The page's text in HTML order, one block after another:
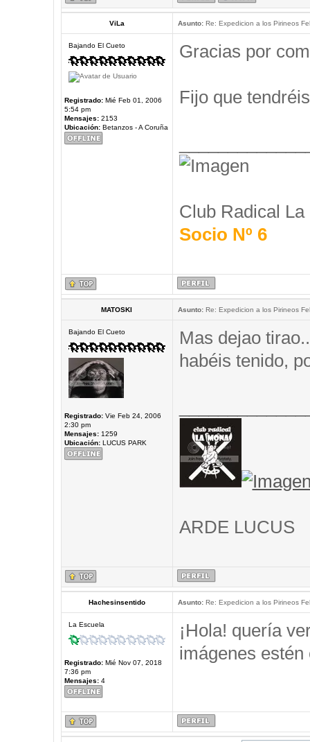
ViLa Asunto:Re: Expedicion a los Pirineos
Bajando El Cueto
Registrado:Mié Feb 01, 2006
5:54 pm
Mensajes:2153
Ubicación:Betanzos - A Coruña
Gracias por
Fijo que
Club Radical La
Socio Nº 6
MATOSKI Asunto:Re: Expedicion a los Pirineos
Bajando El Cueto
Registrado:Vie Feb 24, 2006
2:30 pm
Mensajes:1259
Ubicación:LUCUS PARK
Mas dejao
habéis tenido,
ARDE LUCUS
Hachesinsentido Asunto:Re: Expedicion a los Pirineos
La Escuela
Registrado:Mié Nov 07, 2018
7:36 pm
Mensajes:4
¡Hola! quería
imágenes